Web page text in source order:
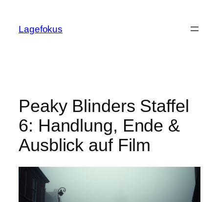
content
Lagefokus
Peaky Blinders Staffel
6: Handlung, Ende &
Ausblick auf Film